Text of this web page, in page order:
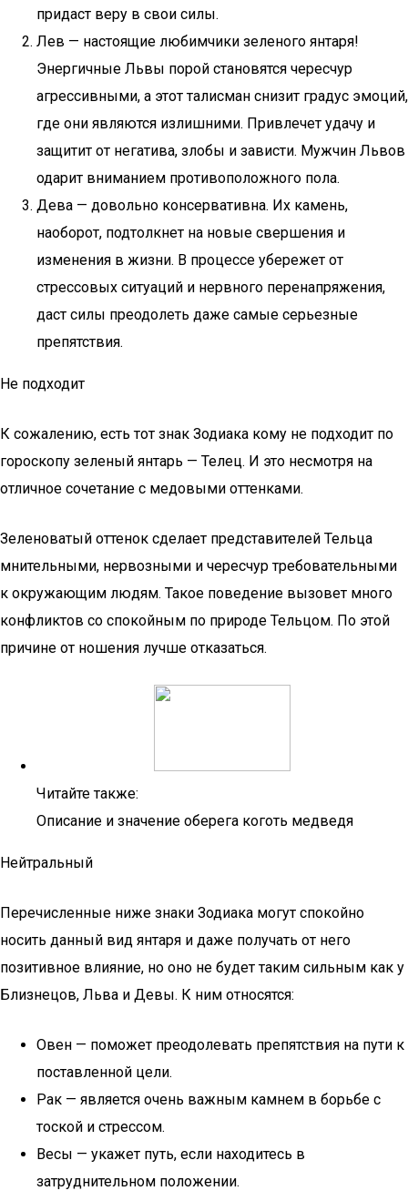
придаст веру в свои силы.
Лев — настоящие любимчики зеленого янтаря!
Энергичные Львы порой становятся чересчур
агрессивными, а этот талисман снизит градус эмоций,
где они являются излишними. Привлечет удачу и
защитит от негатива, злобы и зависти. Мужчин Львов
одарит вниманием противоположного пола.
Дева — довольно консервативна. Их камень,
наоборот, подтолкнет на новые свершения и
изменения в жизни. В процессе убережет от
стрессовых ситуаций и нервного перенапряжения,
даст силы преодолеть даже самые серьезные
препятствия.
Не подходит
К сожалению, есть тот знак Зодиака кому не подходит по
гороскопу зеленый янтарь — Телец. И это несмотря на
отличное сочетание с медовыми оттенками.
Зеленоватый оттенок сделает представителей Тельца
мнительными, нервозными и чересчур требовательными
к окружающим людям. Такое поведение вызовет много
конфликтов со спокойным по природе Тельцом. По этой
причине от ношения лучше отказаться.
Читайте также:
Описание и значение оберега коготь медведя
Нейтральный
Перечисленные ниже знаки Зодиака могут спокойно
носить данный вид янтаря и даже получать от него
позитивное влияние, но оно не будет таким сильным как у
Близнецов, Льва и Девы. К ним относятся:
Овен — поможет преодолевать препятствия на пути к
поставленной цели.
Рак — является очень важным камнем в борьбе с
тоской и стрессом.
Весы — укажет путь, если находитесь в
затруднительном положении.